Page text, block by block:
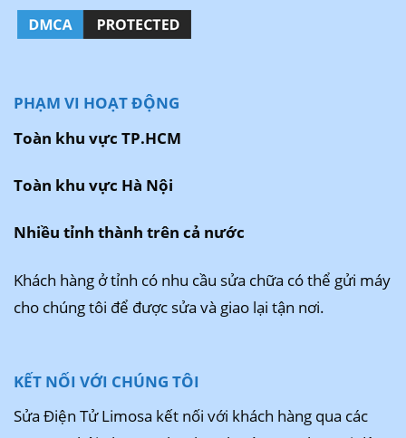
PHẠM VI HOẠT ĐỘNG
Toàn khu vực TP.HCM
Toàn khu vực Hà Nội
Nhiều tỉnh thành trên cả nước
Khách hàng ở tỉnh có nhu cầu sửa chữa có thể gửi máy
cho chúng tôi để được sửa và giao lại tận nơi.
KẾT NỐI VỚI CHÚNG TÔI
Sửa Điện Tử Limosa kết nối với khách hàng qua các